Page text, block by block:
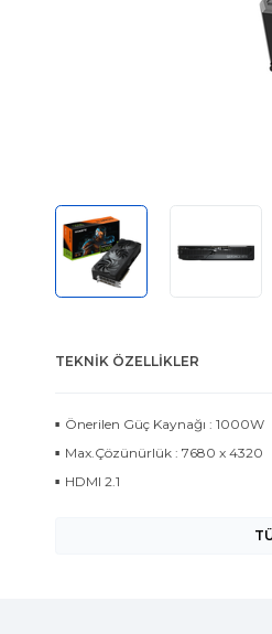
TEKNIK ÖZELLIKLER
Önerilen Güç Kaynağı : 1000W
Max.Çözünürlük : 7680 x 4320
HDMI 2.1